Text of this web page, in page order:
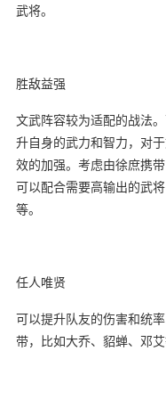
武将。
胜敌益强
文武阵容较为适配的战法
升自身的武力和智力，对
效的加强。考虑由徐庶携
可以配合需要高输出的武
等。
任人唯贤
可以提升队友的伤害和统
带，比如大乔、貂蝉、邓艾